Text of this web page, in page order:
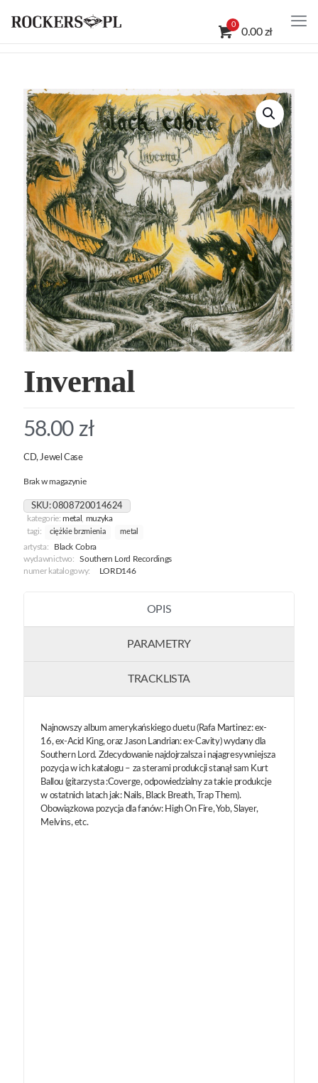
0
0.00 zł
Invernal
58.00 zł
CD, Jewel Case
Brak w magazynie
SKU:0808720014624
kategorie:metal
muzyka
tagi:
ciężkie brzmienia metal
artysta:
Black Cobra
wydawnictwo:
Southern Lord Recordings
numer katalogowy:
LORD146
OPIS
PARAMETRY
TRACKLISTA
Najnowszy album amerykańskiego duetu (Rafa Martinez: ex-
16, ex-Acid King, oraz Jason Landrian: ex-Cavity) wydany dla
Southern Lord. Zdecydowanie najdojrzalsza i najagresywniejsza
pozycja w ich katalogu – za sterami produkcji stanął sam Kurt
Ballou (gitarzysta :Coverge, odpowiedzialny za takie produkcje
w ostatnich latach jak: Nails, Black Breath, Trap Them).
Obowiązkowa pozycja dla fanów: High On Fire, Yob, Slayer,
Melvins, etc.